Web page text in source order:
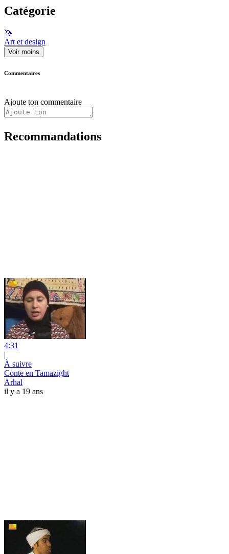
Catégorie
🦄
Art et design
Voir moins
Commentaires
Ajoute ton commentaire
Recommandations
4:31
|
À suivre
Conte en Tamazight
Arhal
il y a 19 ans